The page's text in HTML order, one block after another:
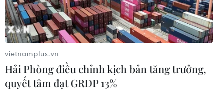
Minh, Đài tưởng niệm các Anh hùng liệt sỹ tạm ngừng
tổ chức lễ viếng, lễ tưởng niệm để làm công tác bảo
dưỡng, tu bổ định kỳ năm 2018.
vietnamplus.vn
Hải Phòng điều chỉnh kịch bản tăng trưởng,
quyết tâm đạt GRDP 13%